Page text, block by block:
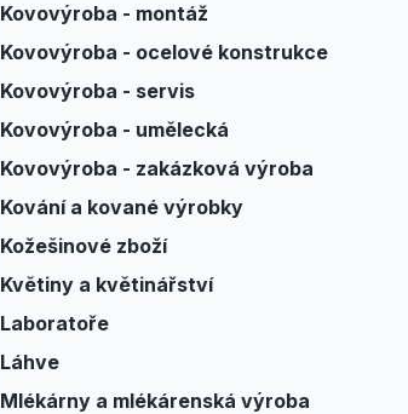
Kovovýroba - montáž
Kovovýroba - ocelové konstrukce
Kovovýroba - servis
Kovovýroba - umělecká
Kovovýroba - zakázková výroba
Kování a kované výrobky
Kožešinové zboží
Květiny a květinářství
Laboratoře
Láhve
Mlékárny a mlékárenská výroba